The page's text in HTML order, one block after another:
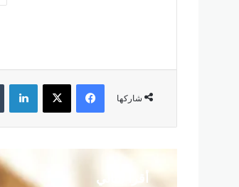
شاركها
فيسبوك ‫X لينكدإن
أقرأ التالي